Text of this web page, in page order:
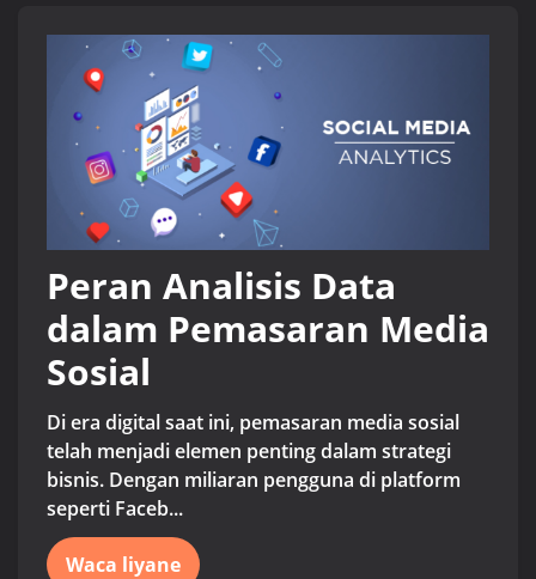
Peran Analisis Data
dalam Pemasaran Media
Sosial
Di era digital saat ini, pemasaran media sosial
telah menjadi elemen penting dalam strategi
bisnis. Dengan miliaran pengguna di platform
seperti Faceb...
Waca liyane